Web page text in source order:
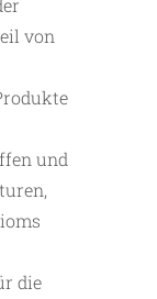
von
und
die